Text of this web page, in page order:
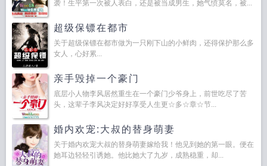
袭！生平第一次被人表白，还是被当成男生，她气愤莫名，被...
超级保镖在都市
关于超级保镖在都市做为一只刚下山的小鲜肉，还得保护那么多
女人，心好累...
亲手毁掉一个豪门
底层小人物李风居然重生在一个豪门少爷身上，前世吃尽了苦
头，这辈子李风决定好好享受人生更☆多☆章☆节...
婚内欢宠:大叔的替身萌妻
关于婚内欢宠大叔的替身萌妻嫁给我！他见到她的第一眼。便在
她耳边轻轻引诱她。他比她大了九岁，成熟稳重，却...